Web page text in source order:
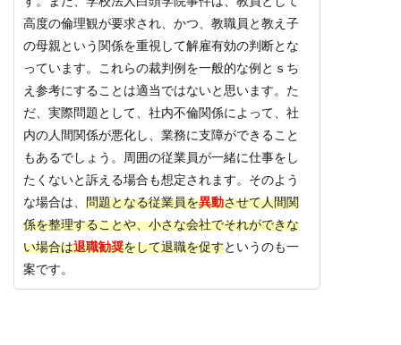
高度の倫理観が要求され、かつ、教職員と教え子
の母親という関係を重視して解雇有効の判断とな
っています。これらの裁判例を一般的な例とｓち
え参考にすることは適当ではないと思います。た
だ、実際問題として、社内不倫関係によって、社
内の人間関係が悪化し、業務に支障ができること
もあるでしょう。周囲の従業員が一緒に仕事をし
たくないと訴える場合も想定されます。そのよう
な場合は、 問題となる従業員を異動させて人間関
係を整理することや、小さな会社でそれができな
い場合は退職勧奨をして退職を促すというのも一
案です。